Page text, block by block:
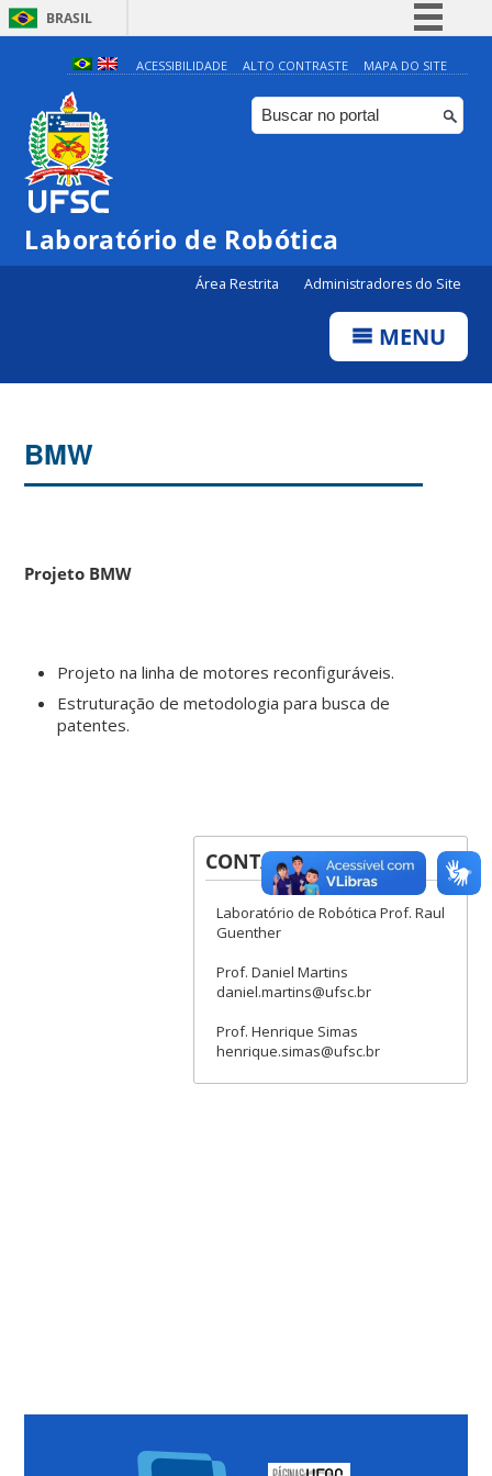
BRASIL
Simplifique!
Comunica BR
Participe
Canais
ACESSIBILIDADE ALTO CONTRASTE MAPA DO SITE
Laboratório de Robótica
Área Restrita Administradores do Site
MENU
BMW
Projeto BMW
Projeto na linha de motores reconfiguráveis.
Estruturação de metodologia para busca de
patentes.
CONTATOS
Laboratório de Robótica Prof. Raul
Guenther
Prof. Daniel Martins
daniel.martins@ufsc.br
Prof. Henrique Simas
henrique.simas@ufsc.br